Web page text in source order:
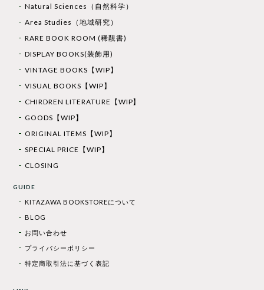
Natural Sciences（自然科学）
Area Studies（地域研究）
RARE BOOK ROOM (稀覯書)
DISPLAY BOOKS(装飾用)
VINTAGE BOOKS【WIP】
VISUAL BOOKS【WIP】
CHIRDREN LITERATURE【WIP】
GOODS【WIP】
ORIGINAL ITEMS【WIP】
SPECIAL PRICE【WIP】
CLOSING
GUIDE
KITAZAWA BOOKSTOREについて
BLOG
お問い合わせ
プライバシーポリシー
特定商取引法に基づく表記